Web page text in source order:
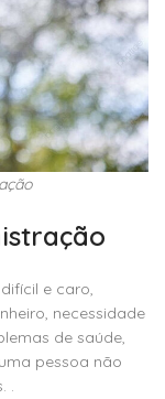
e caro,
necessidade
de saúde,
pessoa não
.